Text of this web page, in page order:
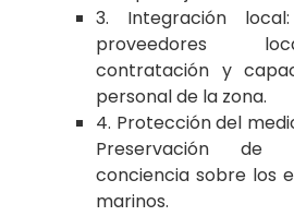
3. Integración
proveedores
contratación y
personal de la zona.
4. Protección del
Preservación
conciencia sobre los
marinos.